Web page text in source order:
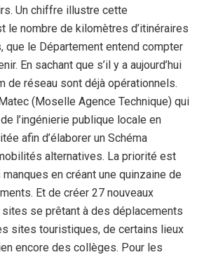
Un chiffre illustre cette
le nombre de kilomètres d’itinéraires
que le Département entend compter
En sachant que s’il y a aujourd’hui
de réseau sont déjà opérationnels.
(Moselle Agence Technique) qui
l’ingénierie publique locale en
afin d’élaborer un Schéma
alternatives. La priorité est
en créant une quinzaine de
Et de créer 27 nouveaux
se prêtant à des déplacements
sites touristiques, de certains lieux
encore des collèges. Pour les